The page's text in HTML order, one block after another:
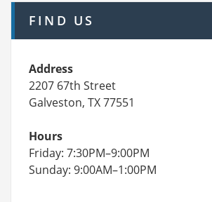
FIND US
Address
2207 67th Street
Galveston, TX 77551
Hours
Friday: 7:30PM–9:00PM
Sunday: 9:00AM–1:00PM